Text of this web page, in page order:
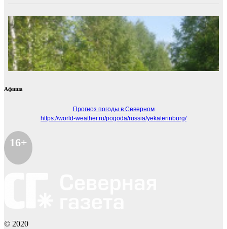
Афиша
Прогноз погоды в Северном
https://world-weather.ru/pogoda/russia/yekaterinburg/
16+
© 2020